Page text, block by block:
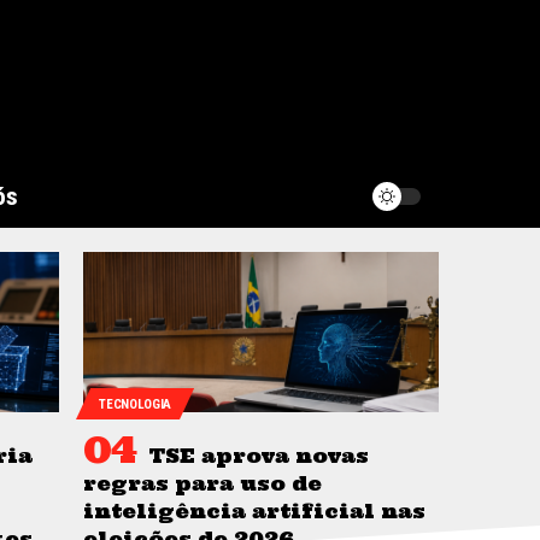
TECNOLOGIA
TSE aprova novas
regras para uso de
inteligência artificial nas